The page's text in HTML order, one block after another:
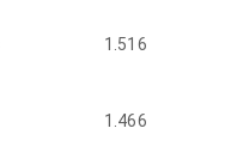
1.516
1.466